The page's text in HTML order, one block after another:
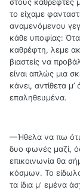
το είχαμε
αναμενόμενου
κάθε υποψίας:
καθρέφτη, λεμε
βιαστείς να
είναι απλώς μια
κάνει, αντίθετα
επαληθευμένα.
—Ήθελα να πω ότι,
δυο φωνές μαζί,
επικοινωνία θα
κόσμων. Το
τα ίδια μ' εμένα